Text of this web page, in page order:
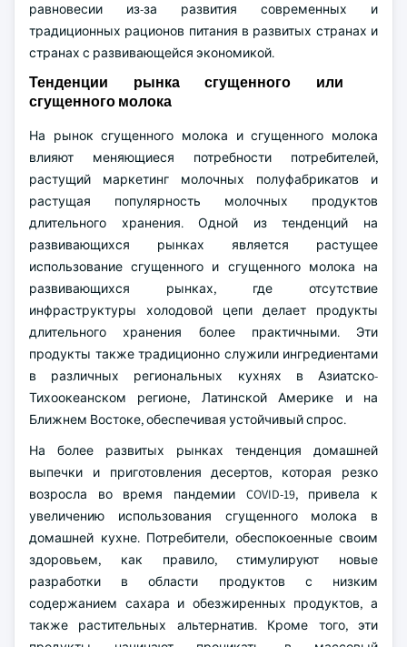
равновесии из-за развития современных и
традиционных рационов питания в развитых странах и
странах с развивающейся экономикой.
Тенденции рынка сгущенного или
сгущенного молока
На рынок сгущенного молока и сгущенного молока
влияют меняющиеся потребности потребителей,
растущий маркетинг молочных полуфабрикатов и
растущая популярность молочных продуктов
длительного хранения. Одной из тенденций на
развивающихся рынках является растущее
использование сгущенного и сгущенного молока на
развивающихся рынках, где отсутствие
инфраструктуры холодовой цепи делает продукты
длительного хранения более практичными. Эти
продукты также традиционно служили ингредиентами
в различных региональных кухнях в Азиатско-
Тихоокеанском регионе, Латинской Америке и на
Ближнем Востоке, обеспечивая устойчивый спрос.
На более развитых рынках тенденция домашней
выпечки и приготовления десертов, которая резко
возросла во время пандемии COVID-19, привела к
увеличению использования сгущенного молока в
домашней кухне. Потребители, обеспокоенные своим
здоровьем, как правило, стимулируют новые
разработки в области продуктов с низким
содержанием сахара и обезжиренных продуктов, а
также растительных альтернатив. Кроме того, эти